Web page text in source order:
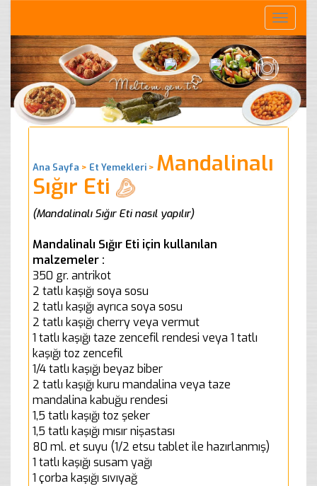
Toggle
Ana Sayfa > Et Yemekleri > Mandalinalı
Sığır Eti
(Mandalinalı Sığır Eti nasıl yapılır)
Mandalinalı Sığır Eti için kullanılan
malzemeler :
350 gr. antrikot
2 tatlı kaşığı soya sosu
2 tatlı kaşığı ayrıca soya sosu
2 tatlı kaşığı cherry veya vermut
1 tatlı kaşığı taze zencefil rendesi veya 1 tatlı
kaşığı toz zencefil
1/4 tatlı kaşığı beyaz biber
2 tatlı kaşığı kuru mandalina veya taze
mandalina kabuğu rendesi
1,5 tatlı kaşığı toz şeker
1,5 tatlı kaşığı mısır nişastası
80 ml. et suyu (1/2 etsu tablet ile hazırlanmış)
1 tatlı kaşığı susam yağı
1 çorba kaşığı sıvıyağ